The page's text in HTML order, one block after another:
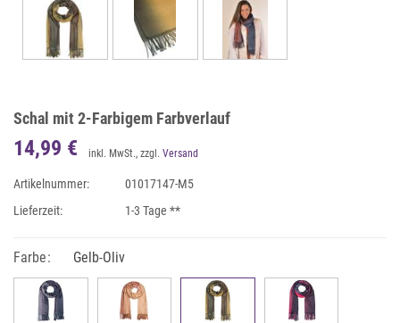
Schal mit 2-Farbigem Farbverlauf
14,99 € inkl. MwSt., zzgl. Versand
Artikelnummer:
01017147-M5
Lieferzeit:
1-3 Tage **
Farbe: Gelb-Oliv